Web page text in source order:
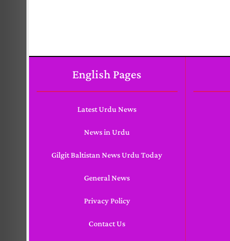
English Pages
Latest Urdu News
News in Urdu
Gilgit Baltistan News Urdu Today
General News
Privacy Policy
Contact Us